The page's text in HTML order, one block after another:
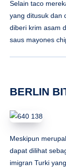
Meskipun
kebab gaya
banyak sayuran
panggang dan
Mereka juga
yang ditaburi